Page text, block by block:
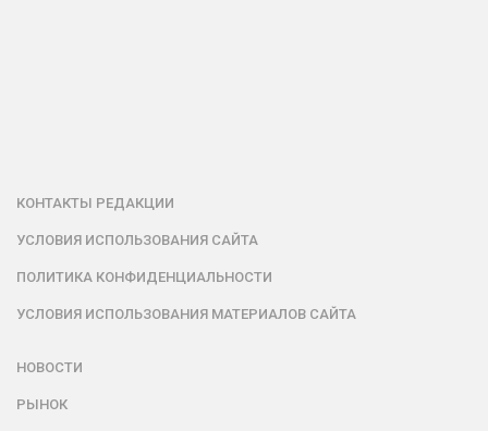
КОНТАКТЫ РЕДАКЦИИ
УСЛОВИЯ ИСПОЛЬЗОВАНИЯ САЙТА
ПОЛИТИКА КОНФИДЕНЦИАЛЬНОСТИ
УСЛОВИЯ ИСПОЛЬЗОВАНИЯ МАТЕРИАЛОВ САЙТА
НОВОСТИ
РЫНОК